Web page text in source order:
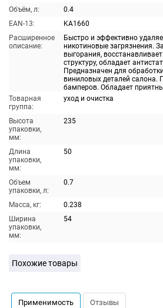
Объём, л:
0.4
EAN-13:
KA1660
Расширенное
описание:
Быстро и эффективно
никотиновые загрязнения.
выгорания,
структуру, обладает
Предназначен для
виниловых деталей салона.
бамперов. Обладает
Товарная
группа:
уход и очистка
Высота
упаковки,
мм:
235
Длина
упаковки,
мм:
50
Объем
упаковки, л:
0.7
Масса, кг:
0.238
Ширина
упаковки,
мм:
54
Похожие товары
Применимость Отзывы